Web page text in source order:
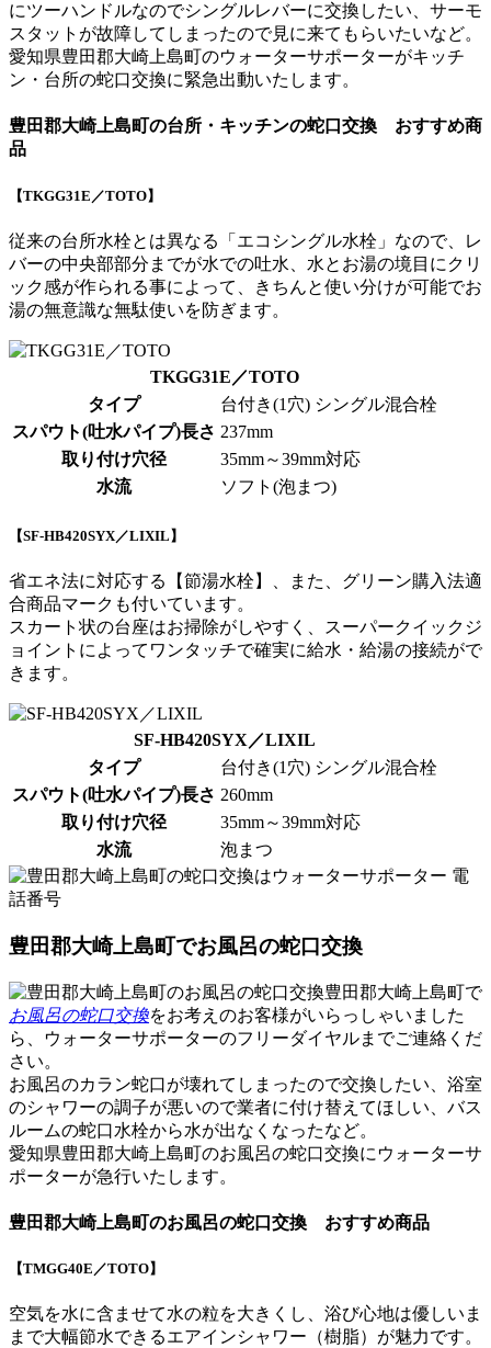
にツーハンドルなのでシングルレバーに交換したい、サーモ
スタットが故障してしまったので見に来てもらいたいなど。
愛知県豊田郡大崎上島町のウォーターサポーターがキッチ
ン・台所の蛇口交換に緊急出動いたします。
豊田郡大崎上島町の台所・キッチンの蛇口交換 おすすめ商
品
【TKGG31E／TOTO】
従来の台所水栓とは異なる「エコシングル水栓」なので、レ
バーの中央部部分までが水での吐水、水とお湯の境目にクリ
ック感が作られる事によって、きちんと使い分けが可能でお
湯の無意識な無駄使いを防ぎます。
TKGG31E／TOTO
タイプ
台付き(1穴) シングル混合栓
スパウト(吐水パイプ)長さ 237mm
取り付け穴径
35mm～39mm対応
水流
ソフト(泡まつ)
【SF-HB420SYX／LIXIL】
省エネ法に対応する【節湯水栓】、また、グリーン購入法適
合商品マークも付いています。
スカート状の台座はお掃除がしやすく、スーパークイックジ
ョイントによってワンタッチで確実に給水・給湯の接続がで
きます。
SF-HB420SYX／LIXIL
タイプ
台付き(1穴) シングル混合栓
スパウト(吐水パイプ)長さ 260mm
取り付け穴径
35mm～39mm対応
水流
泡まつ
豊田郡大崎上島町でお風呂の蛇口交換
豊田郡大崎上島町で
お風呂の蛇口交換をお考えのお客様がいらっしゃいました
ら、ウォーターサポーターのフリーダイヤルまでご連絡くだ
さい。
お風呂のカラン蛇口が壊れてしまったので交換したい、浴室
のシャワーの調子が悪いので業者に付け替えてほしい、バス
ルームの蛇口水栓から水が出なくなったなど。
愛知県豊田郡大崎上島町のお風呂の蛇口交換にウォーターサ
ポーターが急行いたします。
豊田郡大崎上島町のお風呂の蛇口交換 おすすめ商品
【TMGG40E／TOTO】
空気を水に含ませて水の粒を大きくし、浴び心地は優しいま
まで大幅節水できるエアインシャワー（樹脂） が魅力です。